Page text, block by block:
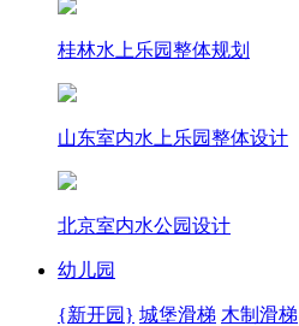
桂林水上乐园整体规划
山东室内水上乐园整体设计
北京室内水公园设计
幼儿园
{新开园} 城堡滑梯 木制滑梯